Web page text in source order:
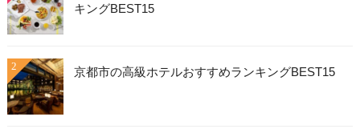
キングBEST15
2 京都市の高級ホテルおすすめランキングBEST15